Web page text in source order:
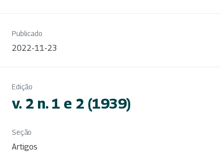
Publicado
2022-11-23
Edição
v. 2 n. 1 e 2 (1939)
Seção
Artigos